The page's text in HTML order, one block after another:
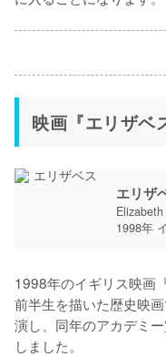
映画『エリザベ
エリザ
Elizabeth
1998年
1998年のイギリス映画
前半生を描いた歴史映
演し、同年のアカデミ
しました。